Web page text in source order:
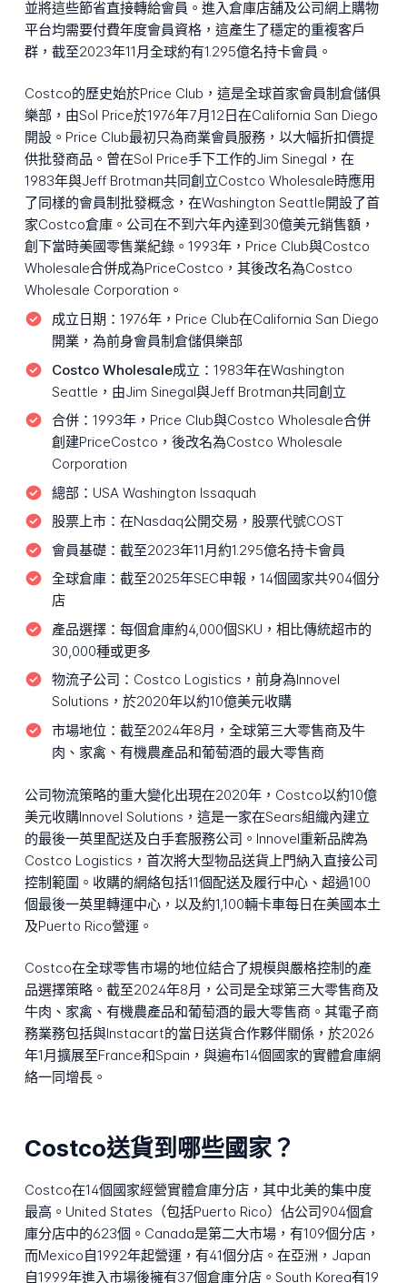
並將這些節省直接轉給會員。進入倉庫店舖及公司網上購物
平台均需要付費年度會員資格，這產生了穩定的重複客戶
群，截至2023年11月全球約有1.295億名持卡會員。
Costco的歷史始於Price Club，這是全球首家會員制倉儲俱
樂部，由Sol Price於1976年7月12日在California San Diego
開設。Price Club最初只為商業會員服務，以大幅折扣價提
供批發商品。曾在Sol Price手下工作的Jim Sinegal，在
1983年與Jeff Brotman共同創立Costco Wholesale時應用
了同樣的會員制批發概念，在Washington Seattle開設了首
家Costco倉庫。公司在不到六年內達到30億美元銷售額，
創下當時美國零售業紀錄。1993年，Price Club與Costco
Wholesale合併成為PriceCostco，其後改名為Costco
Wholesale Corporation。
成立日期： 1976年，Price Club在California San Diego
開業，為前身會員制倉儲俱樂部
Costco Wholesale成立： 1983年在Washington
Seattle，由Jim Sinegal與Jeff Brotman共同創立
合併： 1993年，Price Club與Costco Wholesale合併
創建PriceCostco，後改名為Costco Wholesale
Corporation
總部： USA Washington Issaquah
股票上市： 在Nasdaq公開交易，股票代號COST
會員基礎： 截至2023年11月約1.295億名持卡會員
全球倉庫： 截至2025年SEC申報，14個國家共904個分
店
產品選擇： 每個倉庫約4,000個SKU，相比傳統超市的
30,000種或更多
物流子公司： Costco Logistics，前身為Innovel
Solutions，於2020年以約10億美元收購
市場地位： 截至2024年8月，全球第三大零售商及牛
肉、家禽、有機農產品和葡萄酒的最大零售商
公司物流策略的重大變化出現在2020年，Costco以約10億
美元收購Innovel Solutions，這是一家在Sears組織內建立
的最後一英里配送及白手套服務公司。Innovel重新品牌為
Costco Logistics，首次將大型物品送貨上門納入直接公司
控制範圍。收購的網絡包括11個配送及履行中心、超過100
個最後一英里轉運中心，以及約1,100輛卡車每日在美國本土
及Puerto Rico營運。
Costco在全球零售市場的地位結合了規模與嚴格控制的產
品選擇策略。截至2024年8月，公司是全球第三大零售商及
牛肉、家禽、有機農產品和葡萄酒的最大零售商。其電子商
務業務包括與Instacart的當日送貨合作夥伴關係，於2026
年1月擴展至France和Spain，與遍布14個國家的實體倉庫網
絡一同增長。
Costco送貨到哪些國家？
Costco在14個國家經營實體倉庫分店，其中北美的集中度
最高。United States（包括Puerto Rico）佔公司904個倉
庫分店中的623個。Canada是第二大市場，有109個分店，
而Mexico自1992年起營運，有41個分店。在亞洲，Japan
自1999年進入市場後擁有37個倉庫分店。South Korea有19